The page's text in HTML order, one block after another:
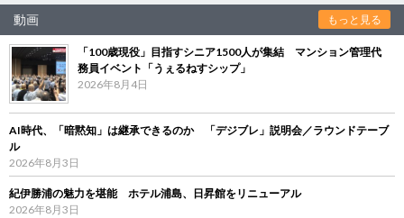
動画 もっと見る
「100歳現役」目指すシニア1500人が集結 マンション管理代
務員イベント「うぇるねすシップ」
2026年8月4日
AI時代、「暗黙知」は継承できるのか 「デジブレ」説明会／ラウンドテーブ
ル
2026年8月3日
紀伊勝浦の魅力を堪能 ホテル浦島、日昇館をリニューアル
2026年8月3日